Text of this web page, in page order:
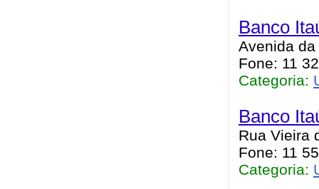
Banco
Avenida
Fone: 11
Categoria:
Banco
Rua Vieira
Fone: 11
Categoria: